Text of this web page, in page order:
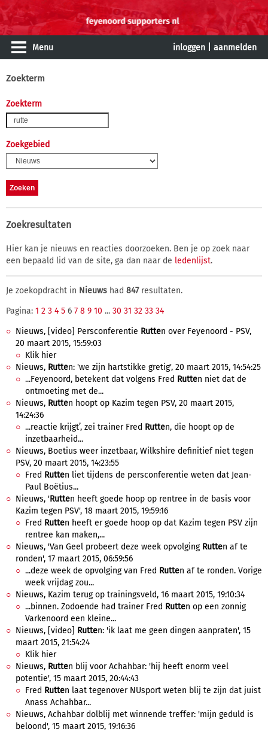
Menu inloggen aanmelden
Zoekterm
Zoekterm
Zoekgebied
Zoekresultaten
Hier kan je nieuws en reacties doorzoeken. Ben je op zoek naar
een bepaald lid van de site, ga dan naar de ledenlijst.
Je zoekopdracht in Nieuws had 847resultaten.
Pagina: 1 2 3 4 5 6 7 8 9 10 ... 30 31 32 33 34
Nieuws, [video] Persconferentie Rutten over Feyenoord - PSV,
20 maart 2015, 15:59:03
Klik hier
Nieuws, Rutten: 'we zijn hartstikke gretig', 20 maart 2015, 14:54:25
...Feyenoord, betekent dat volgens Fred Rutten niet dat de
ontmoeting met de...
Nieuws, Rutten hoopt op Kazim tegen PSV, 20 maart 2015,
14:24:36
...reactie krijgt’, zei trainer Fred Rutten, die hoopt op de
inzetbaarheid...
Nieuws, Boetius weer inzetbaar, Wilkshire definitief niet tegen
PSV, 20 maart 2015, 14:23:55
Fred Rutten liet tijdens de persconferentie weten dat Jean-
Paul Boëtius...
Nieuws, 'Rutten heeft goede hoop op rentree in de basis voor
Kazim tegen PSV', 18 maart 2015, 19:59:16
Fred Rutten heeft er goede hoop op dat Kazim tegen PSV zijn
rentree kan maken,...
Nieuws, 'Van Geel probeert deze week opvolging Rutten af te
ronden', 17 maart 2015, 06:59:56
...deze week de opvolging van Fred Rutten af te ronden. Vorige
week vrijdag zou...
Nieuws, Kazim terug op trainingsveld, 16 maart 2015, 19:10:34
...binnen. Zodoende had trainer Fred Rutten op een zonnig
Varkenoord een kleine...
Nieuws, [video] Rutten: 'ik laat me geen dingen aanpraten', 15
maart 2015, 21:54:24
Klik hier
Nieuws, Rutten blij voor Achahbar: 'hij heeft enorm veel
potentie', 15 maart 2015, 20:44:43
Fred Rutten laat tegenover NUsport weten blij te zijn dat juist
Anass Achahbar...
Nieuws, Achahbar dolblij met winnende treffer: 'mijn geduld is
beloond', 15 maart 2015, 19:16:36